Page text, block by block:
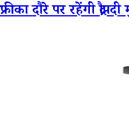
दौरे पर रहेंगी द्रौपदी